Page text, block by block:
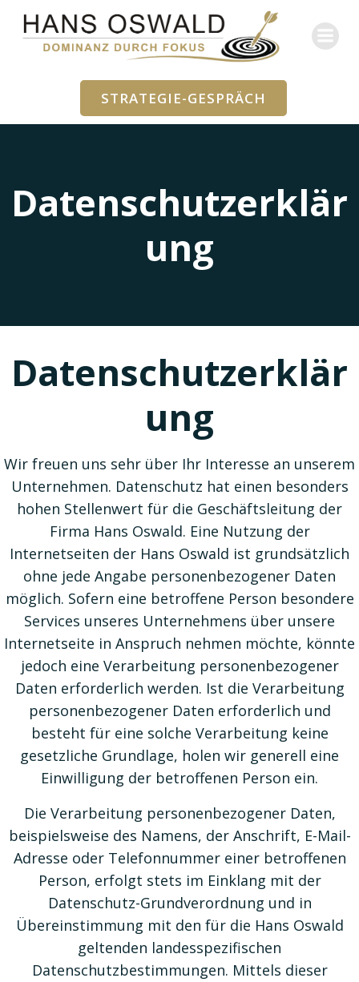
Zum
Inhalt
springen
STRATEGIE-GESPRÄCH
Datenschutzerklär
ung
Datenschutzerklär
ung
Wir freuen uns sehr über Ihr Interesse an unserem
Unternehmen. Datenschutz hat einen besonders
hohen Stellenwert für die Geschäftsleitung der
Firma Hans Oswald. Eine Nutzung der
Internetseiten der Hans Oswald ist grundsätzlich
ohne jede Angabe personenbezogener Daten
möglich. Sofern eine betroffene Person besondere
Services unseres Unternehmens über unsere
Internetseite in Anspruch nehmen möchte, könnte
jedoch eine Verarbeitung personenbezogener
Daten erforderlich werden. Ist die Verarbeitung
personenbezogener Daten erforderlich und
besteht für eine solche Verarbeitung keine
gesetzliche Grundlage, holen wir generell eine
Einwilligung der betroffenen Person ein.
Die Verarbeitung personenbezogener Daten,
beispielsweise des Namens, der Anschrift, E-Mail-
Adresse oder Telefonnummer einer betroffenen
Person, erfolgt stets im Einklang mit der
Datenschutz-Grundverordnung und in
Übereinstimmung mit den für die Hans Oswald
geltenden landesspezifischen
Datenschutzbestimmungen. Mittels dieser